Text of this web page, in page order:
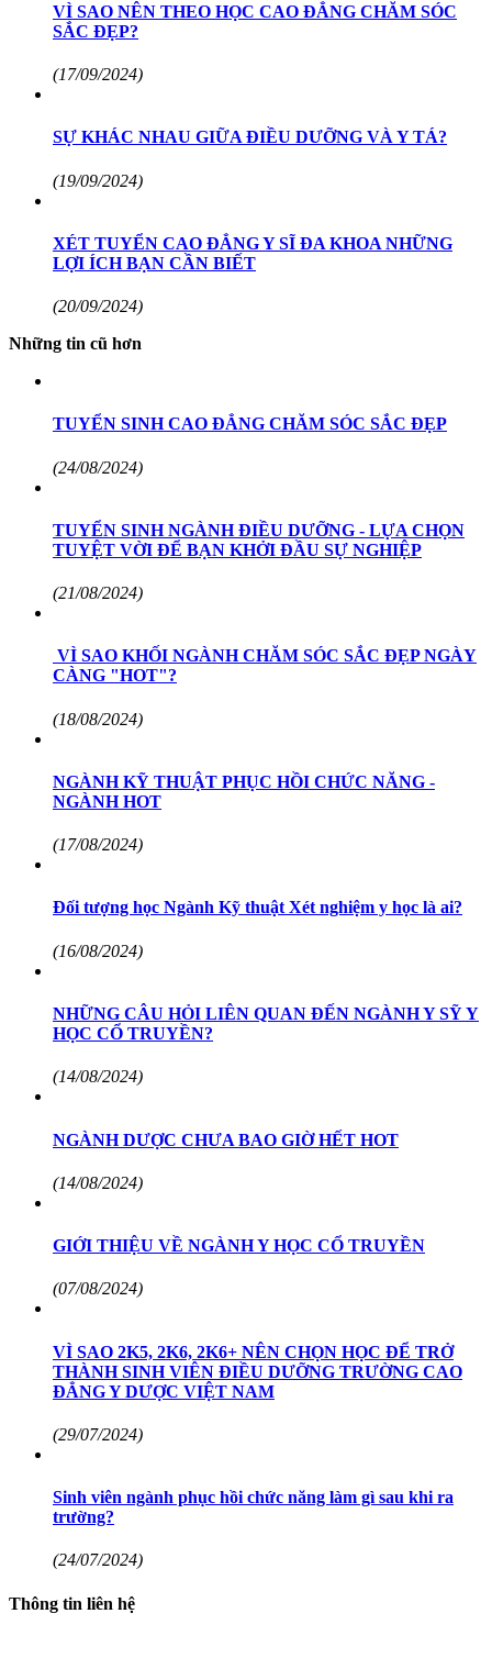
VÌ SAO NÊN THEO HỌC CAO ĐẲNG CHĂM SÓC
SẮC ĐẸP?
(17/09/2024)
SỰ KHÁC NHAU GIỮA ĐIỀU DƯỠNG VÀ Y TÁ?
(19/09/2024)
XÉT TUYỂN CAO ĐẲNG Y SĨ ĐA KHOA NHỮNG
LỢI ÍCH BẠN CẦN BIẾT
(20/09/2024)
Những tin cũ hơn
TUYỂN SINH CAO ĐẲNG CHĂM SÓC SẮC ĐẸP
(24/08/2024)
TUYỂN SINH NGÀNH ĐIỀU DƯỠNG - LỰA CHỌN
TUYỆT VỜI ĐỂ BẠN KHỞI ĐẦU SỰ NGHIỆP
(21/08/2024)
​ VÌ SAO KHỐI NGÀNH CHĂM SÓC SẮC ĐẸP NGÀY
CÀNG "HOT"?
(18/08/2024)
NGÀNH KỸ THUẬT PHỤC HỒI CHỨC NĂNG -
NGÀNH HOT
(17/08/2024)
Đối tượng học Ngành Kỹ thuật Xét nghiệm y học là ai?
(16/08/2024)
NHỮNG CÂU HỎI LIÊN QUAN ĐẾN NGÀNH Y SỸ Y
HỌC CỔ TRUYỀN?
(14/08/2024)
NGÀNH DƯỢC CHƯA BAO GIỜ HẾT HOT
(14/08/2024)
GIỚI THIỆU VỀ NGÀNH Y HỌC CỔ TRUYỀN
(07/08/2024)
VÌ SAO 2K5, 2K6, 2K6+ NÊN CHỌN HỌC ĐỂ TRỞ
THÀNH SINH VIÊN ĐIỀU DƯỠNG TRƯỜNG CAO
ĐẲNG Y DƯỢC VIỆT NAM
(29/07/2024)
Sinh viên ngành phục hồi chức năng làm gì sau khi ra
trường?
(24/07/2024)
Thông tin liên hệ